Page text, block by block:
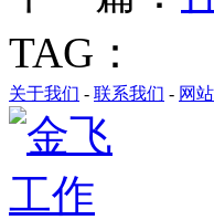
TAG：
关于我们 - 联系我们 - 网